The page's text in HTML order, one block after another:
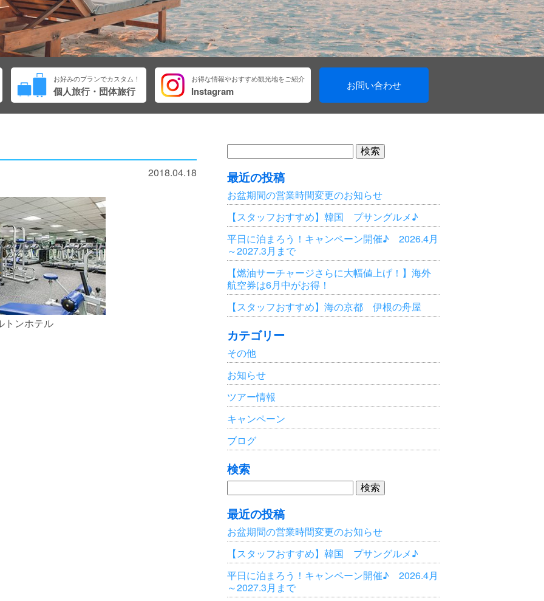
お好みのプランでカスタム！
個人旅行・団体旅行
お得な情報やおすすめ観光地をご紹介
Instagram お問い合わせ
2018.04.18
トンホテル
検
索:
最近の投稿
お盆期間の営業時間変更のお知らせ
【スタッフおすすめ】韓国 プサングルメ♪
平日に泊まろう！キャンペーン開催♪ 2026.4月
～2027.3月まで
【燃油サーチャージさらに大幅値上げ！】海外
航空券は6月中がお得！
【スタッフおすすめ】海の京都 伊根の舟屋
カテゴリー
その他
お知らせ
ツアー情報
キャンペーン
ブログ
検索
検
索:
最近の投稿
お盆期間の営業時間変更のお知らせ
【スタッフおすすめ】韓国 プサングルメ♪
平日に泊まろう！キャンペーン開催♪ 2026.4月
～2027.3月まで